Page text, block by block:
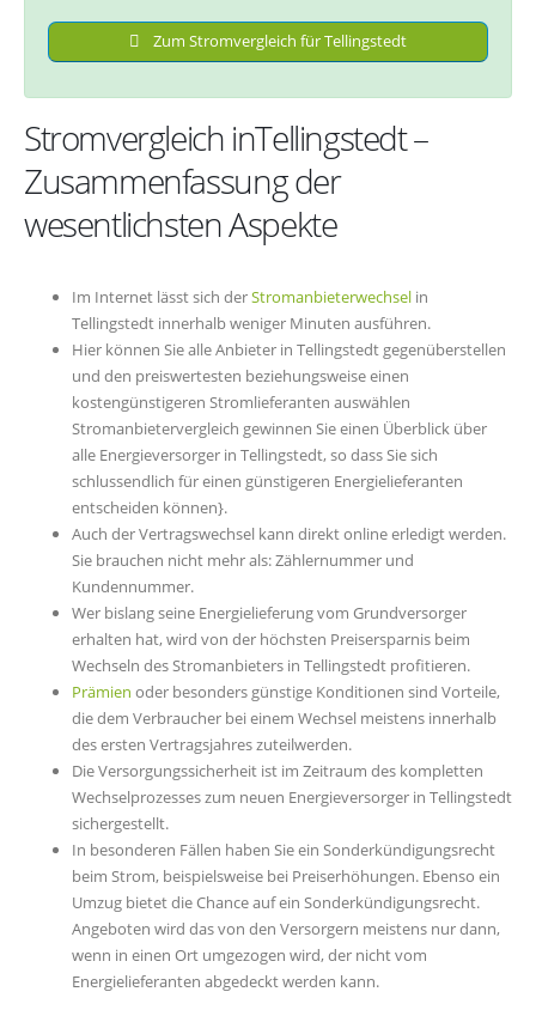
Zum Stromvergleich für Tellingstedt
Stromvergleich inTellingstedt –
Zusammenfassung der
wesentlichsten Aspekte
Im Internet lässt sich derStromanbieterwechsel in
Tellingstedt innerhalb weniger Minuten ausführen.
Hier können Sie alle Anbieter in Tellingstedt gegenüberstellen
und den preiswertesten beziehungsweise einen
kostengünstigeren Stromlieferanten auswählen
Stromanbietervergleich gewinnen Sie einen Überblick über
alle Energieversorger in Tellingstedt, so dass Sie sich
schlussendlich für einen günstigeren Energielieferanten
entscheiden können}.
Auch der Vertragswechsel kann direkt online erledigt werden.
Sie brauchen nicht mehr als: Zählernummer und
Kundennummer.
Wer bislang seine Energielieferung vom Grundversorger
erhalten hat, wird von der höchsten Preisersparnis beim
Wechseln des Stromanbieters in Tellingstedt profitieren.
Prämien oder besonders günstige Konditionen sind Vorteile,
die dem Verbraucher bei einem Wechsel meistens innerhalb
des ersten Vertragsjahres zuteilwerden.
Die Versorgungssicherheit ist im Zeitraum des kompletten
Wechselprozesses zum neuen Energieversorger in Tellingstedt
sichergestellt.
In besonderen Fällen haben Sie ein Sonderkündigungsrecht
beim Strom, beispielsweise bei Preiserhöhungen. Ebenso ein
Umzug bietet die Chance auf ein Sonderkündigungsrecht.
Angeboten wird das von den Versorgern meistens nur dann,
wenn in einen Ort umgezogen wird, der nicht vom
Energielieferanten abgedeckt werden kann.